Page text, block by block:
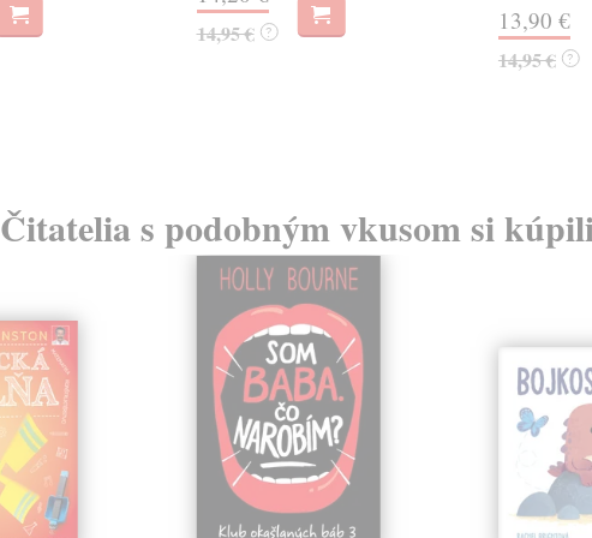
14,95 € ? 13,90 €
14,95 € ?
Čitatelia s podobným vkusom si